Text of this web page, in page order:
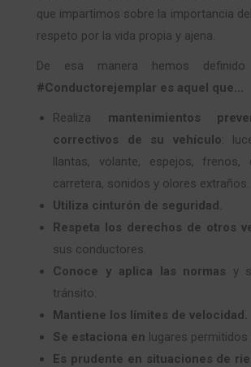
que impartimos sobre la importancia
respeto por la vida propia y ajena.
De esa manera hemos
#Conductorejemplar es aquel que…
Realiza mantenimientos
correctivos de su vehículo:
llantas, volante, espejos, frenos,
carretera, sonidos y olores extraños.
Utiliza cinturón de seguridad.
Respeta los derechos de otros
sus conductores.
Conoce y aplica las normas y
tránsito.
Mantiene los límites de velocidad.
Se estaciona en lugares permitidos
Es prudente en situaciones de